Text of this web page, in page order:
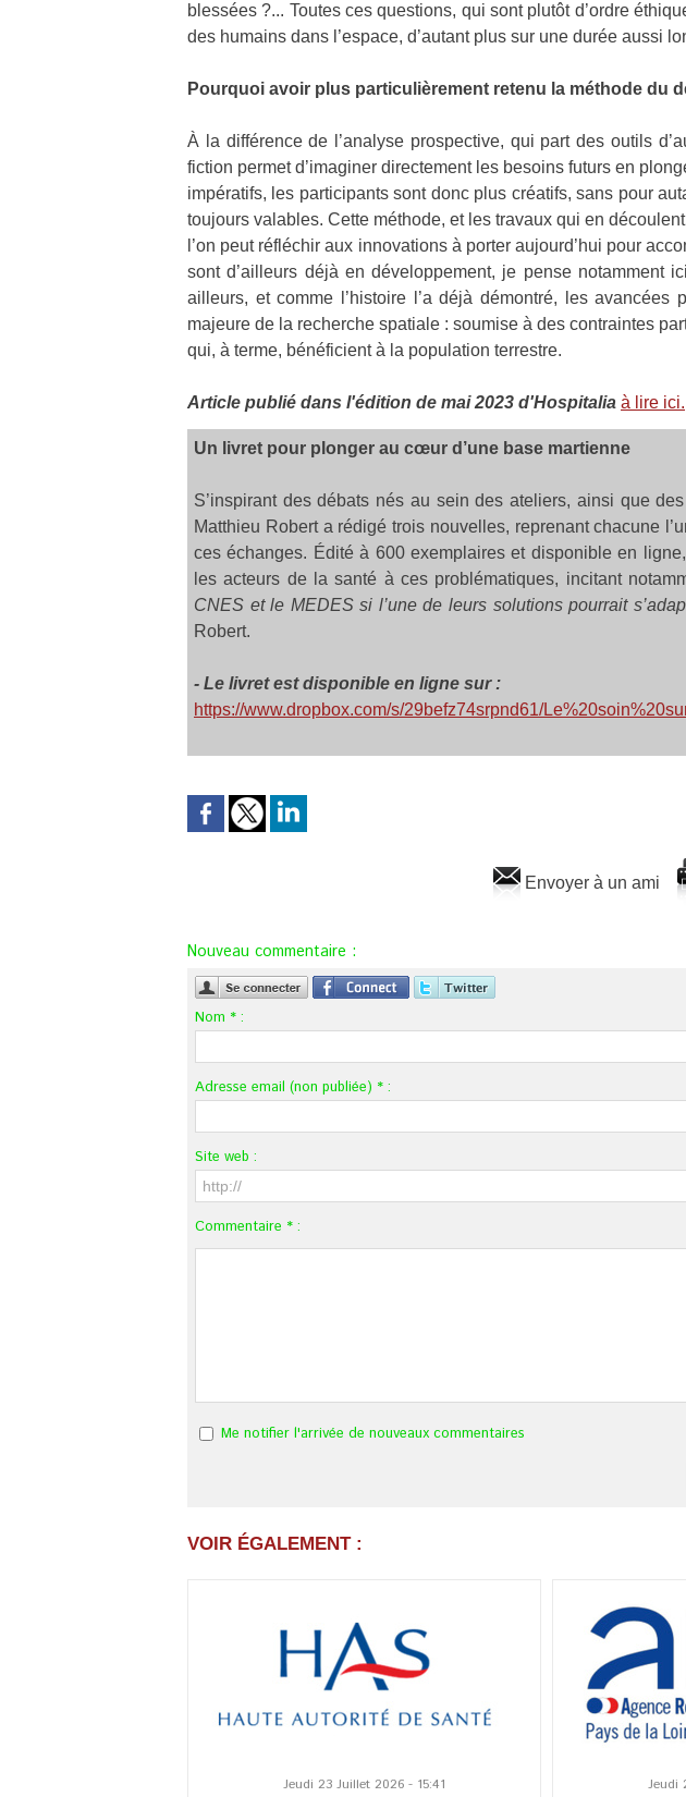
blessées ?... Toutes ces questions, qui sont plutôt d’ordre
des humains dans l’espace, d’autant plus sur une durée aussi
Pourquoi avoir plus particulièrement retenu la méthode du
À la différence de l’analyse prospective, qui part des outils
fiction permet d’imaginer directement les besoins futurs en
impératifs, les participants sont donc plus créatifs, sans pour
toujours valables. Cette méthode, et les travaux qui en
l’on peut réfléchir aux innovations à porter aujourd’hui pour
sont d’ailleurs déjà en développement, je pense notamment
ailleurs, et comme l’histoire l’a déjà démontré, les
majeure de la recherche spatiale : soumise à des contraintes
qui, à terme, bénéficient à la population terrestre.
Article publié dans l'édition de mai 2023 d'Hospitalia à lire ici.
Un livret pour plonger au cœur d’une base martienne
S’inspirant des débats nés au sein des ateliers, ainsi que
Matthieu Robert a rédigé trois nouvelles, reprenant chacune
ces échanges. Édité à 600 exemplaires et disponible en
les acteurs de la santé à ces problématiques, incitant
CNES et le MEDES si l’une de leurs solutions pourrait
Robert.
- Le livret est disponible en ligne sur :
https://www.dropbox.com/s/29befz74srpnd61/
Envoyer à un ami
Nouveau commentaire :
Nom * :
Adresse email (non publiée) * :
Site web :
Commentaire * :
Me notifier l'arrivée de nouveaux commentaires
VOIR ÉGALEMENT :
Jeudi 23 Juillet 2026 - 15:41 Jeudi